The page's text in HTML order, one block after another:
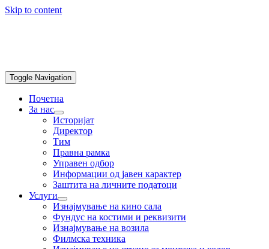
Skip to content
Toggle Navigation
Почетна
За нас
Историјат
Директор
Тим
Правна рамка
Управен одбор
Информации од јавен карактер
Заштита на личните податоци
Услуги
Изнајмување на кино сала
Фундус на костими и реквизити
Изнајмување на возила
Филмска техника